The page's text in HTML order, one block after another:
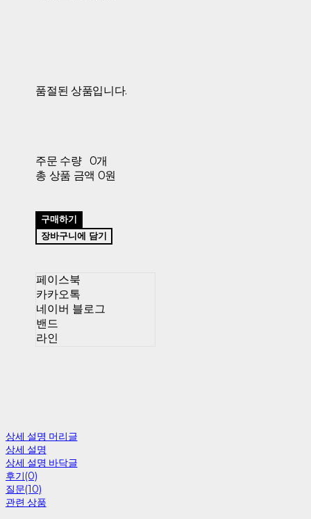
품절된 상품입니다.
주문 수량
0개
총 상품 금액 0원
구매하기
장바구니에 담기
페이스북
카카오톡
네이버 블로그
밴드
라인
상세 설명 머리글
상세 설명
상세 설명 바닥글
후기(0)
질문(10)
관련 상품